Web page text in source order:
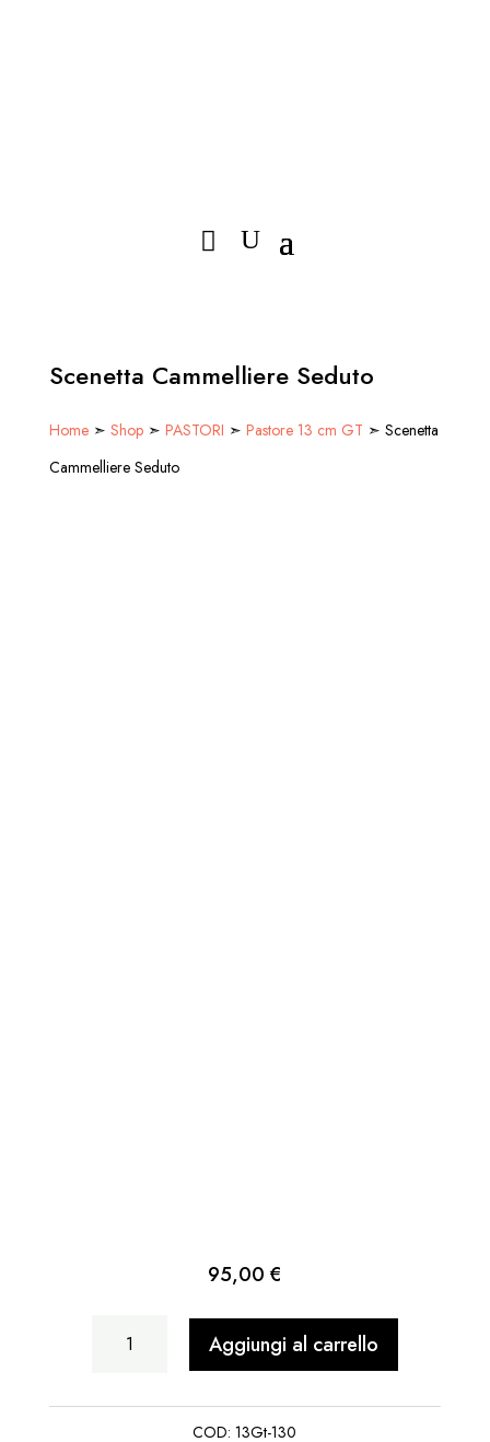
Scenetta Cammelliere Seduto
Home➣ Shop➣ PASTORI ➣ Pastore 13 cm GT ➣ Scenetta
Cammelliere Seduto
95,00€
Scenetta
Cammelliere
Seduto
Aggiungi al carrello
COD:13Gt-130